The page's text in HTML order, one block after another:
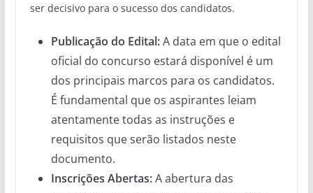
ser decisivo para o sucesso dos candidatos.
Publicação do Edital:A data em que o edital
oficial do concurso estará disponível é um
dos principais marcos para os candidatos.
É fundamental que os aspirantes leiam
atentamente todas as instruções e
requisitos que serão listados neste
documento.
Inscrições Abertas:A abertura das